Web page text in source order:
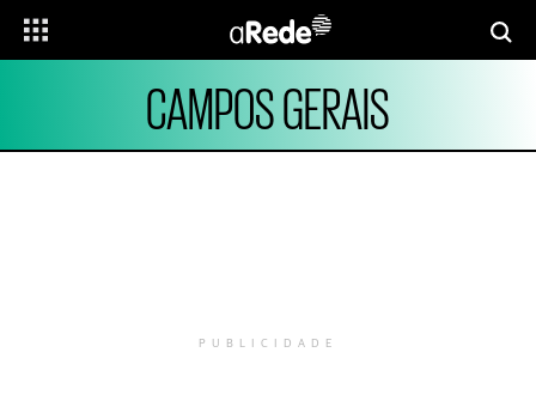
CAMPOS GERAIS
PUBLICIDADE